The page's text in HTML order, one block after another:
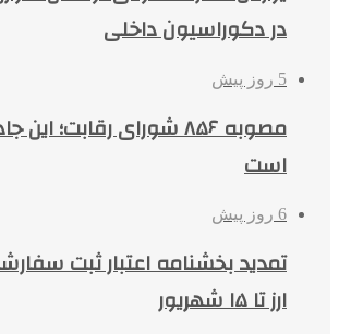
در دکوراسیون داخلی
5 روز پیش
مصوبه ۸۵۶ شورای رقابت؛
است
6 روز پیش
تمدید بخشنامه اعتبار ثبت
ارز تا ۱۵ شهریور